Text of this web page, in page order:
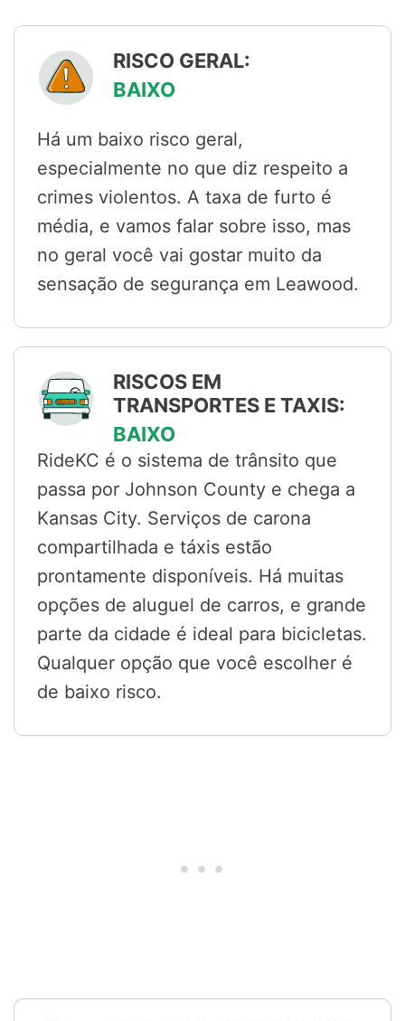
RISCO GERAL:
BAIXO
Há um baixo risco geral,
especialmente no que diz respeito a
crimes violentos. A taxa de furto é
média, e vamos falar sobre isso, mas
no geral você vai gostar muito da
sensação de segurança em Leawood.
RISCOS EM
TRANSPORTES E TAXIS:
BAIXO
RideKC é o sistema de trânsito que
passa por Johnson County e chega a
Kansas City. Serviços de carona
compartilhada e táxis estão
prontamente disponíveis. Há muitas
opções de aluguel de carros, e grande
parte da cidade é ideal para bicicletas.
Qualquer opção que você escolher é
de baixo risco.